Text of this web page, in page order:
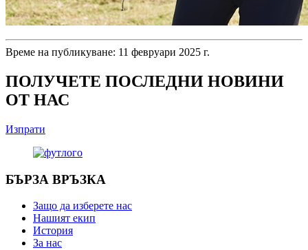
Време на публикуване: 11 февруари 2025 г.
ПОЛУЧЕТЕ ПОСЛЕДНИ НОВИНИ
ОТ НАС
Изпрати
БЪРЗА ВРЪЗКА
Защо да изберете нас
Нашият екип
История
За нас